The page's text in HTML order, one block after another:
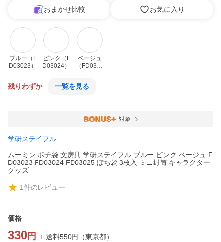
おまかせ比較 お気に入り
ブルー（F
D03023）
ピンク（F
D03024）
ベージュ
（FD0302
残りわずか 一覧を見る
対象
学研ステイフル
ムーミン ポチ袋 文房具 学研ステイフル ブルー ピンク ベージュ F
D03023 FD03024 FD03025 ぽち袋 3枚入 ミニ封筒 キャラクター
グッズ
1件のレビュー
価格
330 円 + 送料550円 （東京都）